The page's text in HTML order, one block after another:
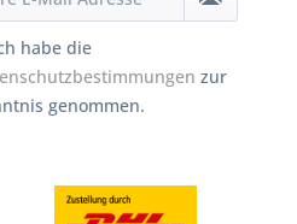
habe die
zur
genommen.